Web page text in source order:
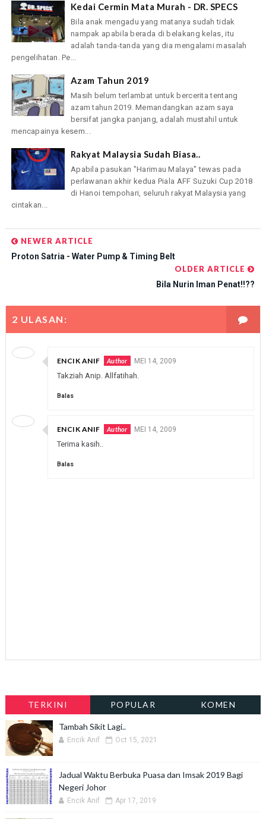
Kedai Cermin Mata Murah - DR. SPECS
Bila anak mengadu yang matanya sudah tidak
nampak apabila berada di belakang kelas, itu
adalah tanda-tanda yang dia mengalami masalah
pengelihatan. Pe...
Azam Tahun 2019
Masih belum terlambat untuk bercerita tentang
azam tahun 2019. Memandangkan azam saya
bersifat jangka panjang, adalah mustahil untuk
mencapainya kesem...
Rakyat Malaysia Sudah Biasa..
Apabila pasukan "Harimau Malaya" tewas pada
perlawanan akhir kedua Piala AFF Suzuki Cup 2018
di Hanoi tempohari, seluruh rakyat Malaysia yang
cintakan...
NEWER ARTICLE
Proton Satria - Water Pump & Timing Belt
OLDER ARTICLE
Bila Nurin Iman Penat!!??
2 ULASAN:
ENCIK ANIF MEI 14, 2009
Takziah Anip. Allfatihah.
Balas
ENCIK ANIF MEI 14, 2009
Terima kasih..
Balas
TERKINI POPULAR KOMEN
Tambah Sikit Lagi..
Encik Anif Oct 15, 2021
Jadual Waktu Berbuka Puasa dan Imsak 2019 Bagi
Negeri Johor
Encik Anif Apr 17, 2019